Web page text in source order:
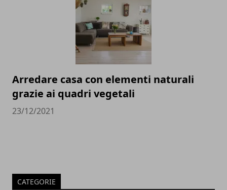
Arredare casa con elementi naturali
grazie ai quadri vegetali
23/12/2021
CATEGORIE